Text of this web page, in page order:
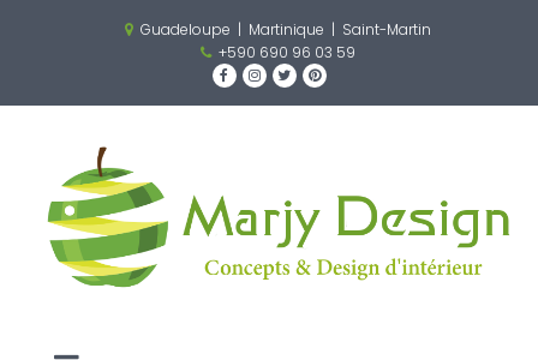
 Guadeloupe | Martinique | Saint-Martin
 +590 690 96 03 59
   